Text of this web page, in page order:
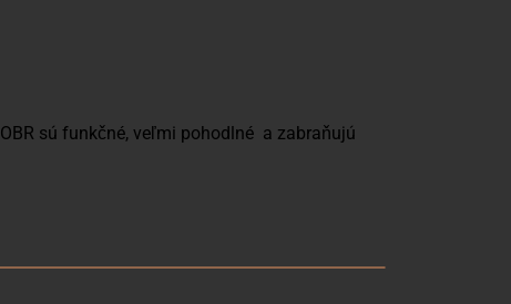
sú funkčné, veľmi pohodlné a zabraňujú